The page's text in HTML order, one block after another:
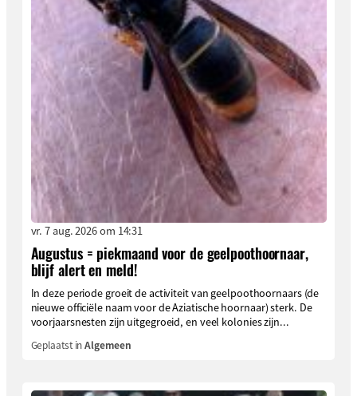
vr. 7 aug. 2026 om 14:31
Augustus = piekmaand voor de geelpoothoornaar,
blijf alert en meld!
In deze periode groeit de activiteit van geelpoothoornaars (de
nieuwe officiële naam voor de Aziatische hoornaar) sterk. De
voorjaarsnesten zijn uitgegroeid, en veel kolonies zijn...
Geplaatst inAlgemeen